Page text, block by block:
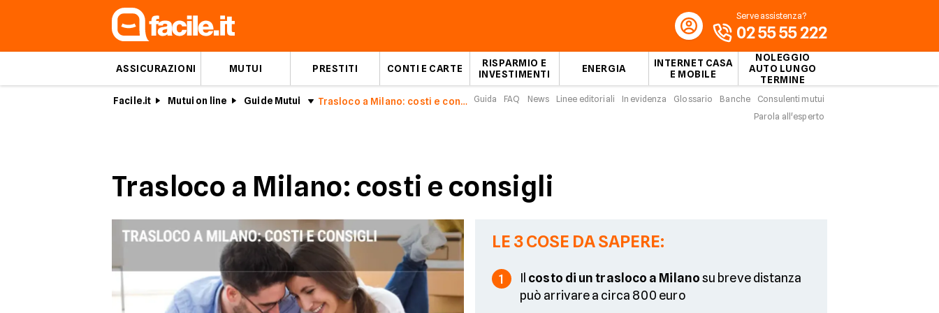
ASSICURAZIONI MUTUI PRESTITI CONTI E CARTE
RISPARMIO E
INVESTIMENTI
ENERGIA
INTERNET CASA
E MOBILE
NOLEGGIO
AUTO LUNGO
TERMINE
Serve assistenza?
02 55 55 222
Facile.it Mutui on line Guide Mutui Trasloco a Milano: costi e consigli Guida FAQ News Linee editoriali In evidenza Glossario Banche
Consulenti mutui
Parola all'esperto
Trasloco a Milano: costi e consigli
LE 3 COSE DA SAPERE:
1 Il costo di un trasloco a Milanosu breve distanza
può arrivare a circa 800 euro